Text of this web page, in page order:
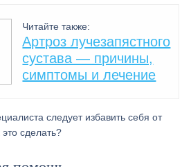
Читайте также:
Артроз лучезапястного
сустава — причины,
симптомы и лечение
следует избавить себя от
сделать?